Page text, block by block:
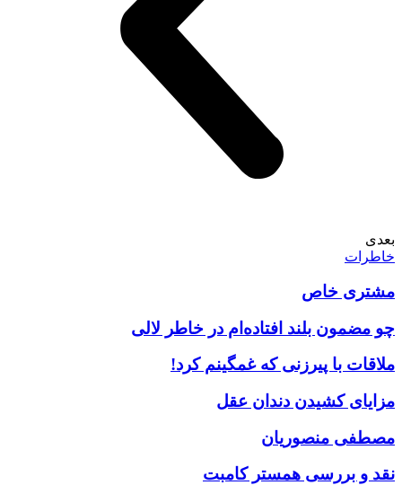
بعدی
خاطرات
مشتری خاص
چو مضمون بلند افتاده‌ام در خاطر لالی
ملاقات با پیرزنی که غمگینم کرد!
مزایای کشیدن دندان عقل
مصطفی منصوریان
نقد و بررسی همستر کامبت